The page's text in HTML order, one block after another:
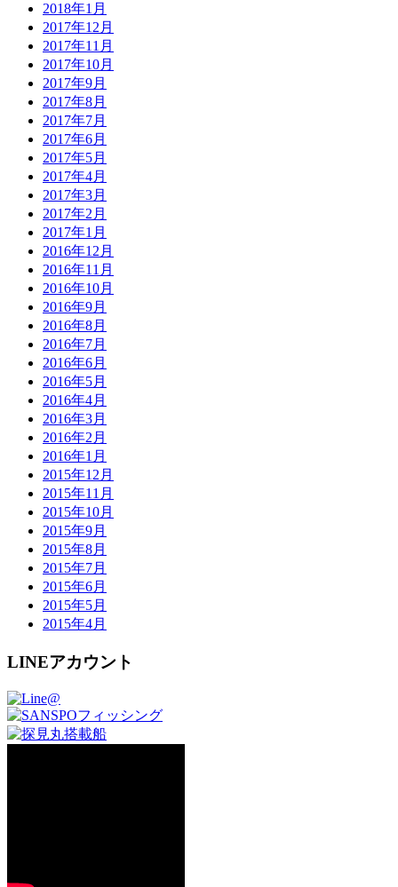
2018年1月
2017年12月
2017年11月
2017年10月
2017年9月
2017年8月
2017年7月
2017年6月
2017年5月
2017年4月
2017年3月
2017年2月
2017年1月
2016年12月
2016年11月
2016年10月
2016年9月
2016年8月
2016年7月
2016年6月
2016年5月
2016年4月
2016年3月
2016年2月
2016年1月
2015年12月
2015年11月
2015年10月
2015年9月
2015年8月
2015年7月
2015年6月
2015年5月
2015年4月
LINEアカウント